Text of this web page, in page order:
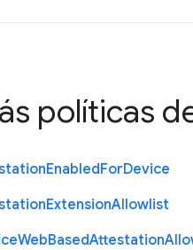
políticas
EnabledForDevice
ExtensionAllowlist
WebBasedAttestation